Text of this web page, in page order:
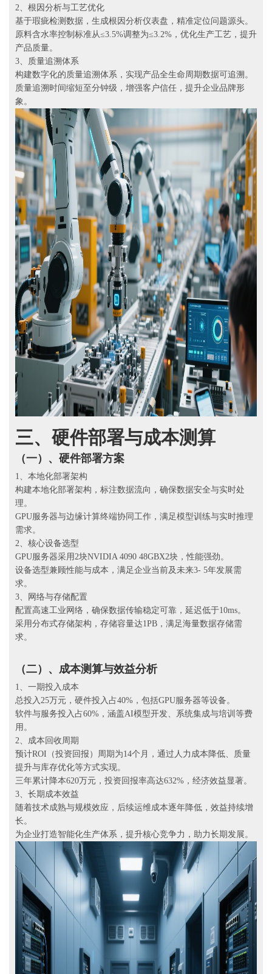
2、根因分析与工艺优化
基于瑕疵检测数据，生成根因分析仪表盘，精准定位问题源头。
原料含水率控制标准从≤3.5%调整为≤3.2%，优化生产工艺，提升
产品质量。
3、质量追溯体系
构建数字化的质量追溯体系，实现产品全生命周期数据可追溯。
质量追溯时间缩短至分钟级，增强客户信任，提升企业品牌形
象。
三、 硬件部署与成本测算
（一）、硬件部署方案
1、本地化部署架构
构建本地化部署架构，标注数据流向，确保数据安全与实时处
理。
GPU服务器与边缘计算终端协同工作，满足模型训练与实时推理
需求。
2、核心设备选型
GPU服务器采用2块NVIDIA 4090 48GBX2块，性能强劲。
设备选型兼顾性能与成本，满足企业当前及未来3- 5年发展需
求。
3、网络与存储配置
配置高速工业网络，确保数据传输稳定可靠，延迟低于10ms。
采用分布式存储架构，存储容量达1PB，满足海量数据存储需
求。
（二）、 成本测算与效益分析
1、一期投入成本
总投入25万元，硬件投入占40%，包括GPU服务器等设备。
软件与服务投入占60%，涵盖AI模型开发、系统集成与培训等费
用。
2、成本回收周期
预计ROI（投资回报）周期为14个月，通过人力成本降低、质量
提升与库存优化等方式实现。
三年累计降本620万元，投资回报率高达632%，经济效益显著。
3、长期成本效益
随着技术成熟与规模效应，后续运维成本逐年降低，效益持续增
长。
为企业打造智能化生产体系，提升核心竞争力，助力长期发展。